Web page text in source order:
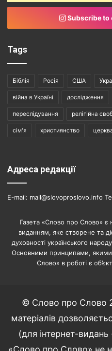
Subscribe to
Tags
Біблія Росія США
війна в Україні дослідження
переслідування релігійна
сім'я християнство
Адреса редакції
E-mail: mail@slovoproslovo.info
Газета «Слово про Слово»
виданням, яке створене та
духовності українського
Основними принципами, якими
Слово» в роботі є
© Слово про Слово
матеріалів
(для інтернет-